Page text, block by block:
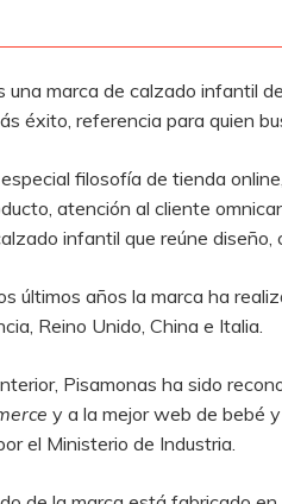
una marca de calzado infantil
éxito, referencia para quien
filosofía de tienda
atención al cliente
infantil que reúne diseño,
últimos años la marca ha
Reino Unido, China e Italia.
Pisamonas ha sido
y a la mejor web de bebé
el Ministerio de Industria.